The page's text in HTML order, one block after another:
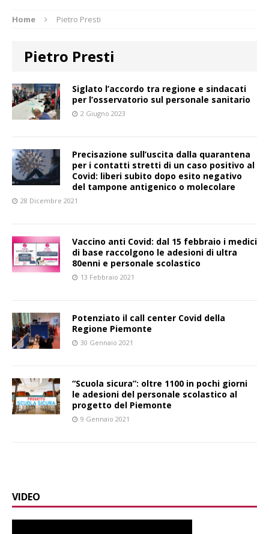
Home Pietro Presti
Pietro Presti
Siglato l’accordo tra regione e sindacati
per l’osservatorio sul personale sanitario
2 Giugno 2023
Precisazione sull’uscita dalla quarantena
per i contatti stretti di un caso positivo al
Covid: liberi subito dopo esito negativo
del tampone antigenico o molecolare
28 Dicembre 2021
Vaccino anti Covid: dal 15 febbraio i medici
di base raccolgono le adesioni di ultra
80enni e personale scolastico
13 Febbraio 2021
Potenziato il call center Covid della
Regione Piemonte
30 Gennaio 2021
“Scuola sicura”: oltre 1100 in pochi giorni
le adesioni del personale scolastico al
progetto del Piemonte
9 Gennaio 2021
VIDEO